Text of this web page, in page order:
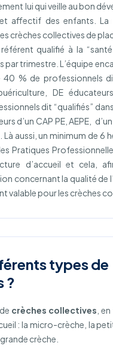
lui qui veille au bon
affectif des enfants. La
crèches collectives de
qualifié à la
par trimestre. L’équipe
% de professionnels
DE
dit “qualifiés”
d’un CAP PE, AEPE, d’un
aussi, un minimum de 6
Pratiques
d’accueil et cela,
concernant la qualité de
valable pour les crèches
types de
?
crèches collectives ,
: la micro-crèche, la
crèche.